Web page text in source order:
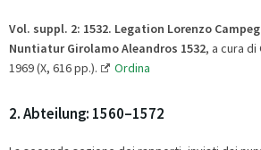
Vol. suppl. 2: 1532. Legation Lorenzo
Nuntiatur Girolamo Aleandros 1532, a cura di
1969 (X, 616 pp.).
Ordina
2. Abteilung: 1560–1572